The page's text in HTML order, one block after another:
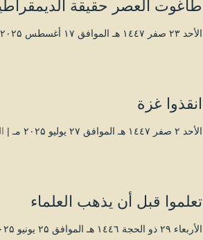
طاغوت العصر حقيقة
الأحد ۲۳ صفر ۱٤٤۷ هـ الموافق ۱۷ أغسطس ۲۰۲۵ مـ |
انقذوا غزة
الأحد ۲ صفر ۱٤٤۷ هـ الموافق ۲۷ يوليو ۲۰۲۵ مـ |
تعلموا قبل أن يذهب العلماء
الأربعاء ۲۹ ذو الحجة ۱٤٤٦ هـ الموافق ۲۵ يونيو ۲۰۲۵ مـ |